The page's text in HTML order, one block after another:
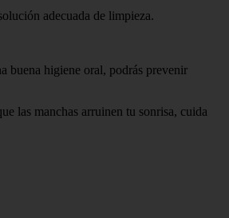
adecuada de limpieza.
buena higiene oral, podrás prevenir
las manchas arruinen tu sonrisa, cuida